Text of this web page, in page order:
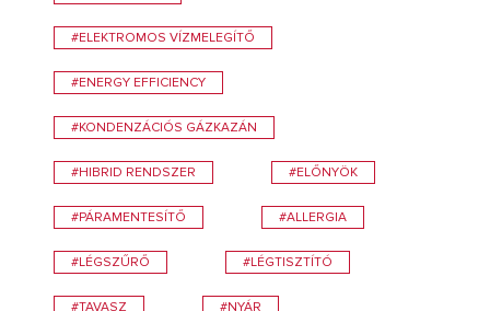
#ELEKTROMOS VÍZMELEGÍTŐ
#ENERGY EFFICIENCY
#KONDENZÁCIÓS GÁZKAZÁN
#HIBRID RENDSZER #ELŐNYÖK
#PÁRAMENTESÍTŐ #ALLERGIA
#LÉGSZŰRŐ #LÉGTISZTÍTÓ
#TAVASZ #NYÁR